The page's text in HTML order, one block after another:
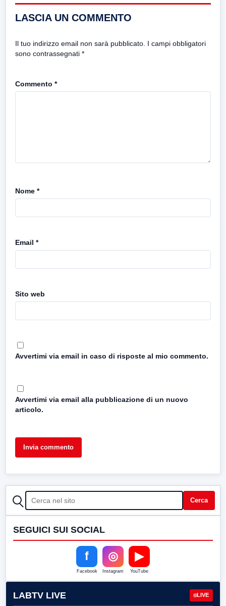
LASCIA UN COMMENTO
Il tuo indirizzo email non sarà pubblicato. I campi obbligatori
sono contrassegnati *
Commento *
Nome *
Email *
Sito web
Avvertimi via email in caso di risposte al mio commento.
Avvertimi via email alla pubblicazione di un nuovo
articolo.
CERCA Cerca
SEGUICI SUI SOCIAL
f
Facebook
◎
Instagram
▶
YouTube
LABTV LIVE LIVE